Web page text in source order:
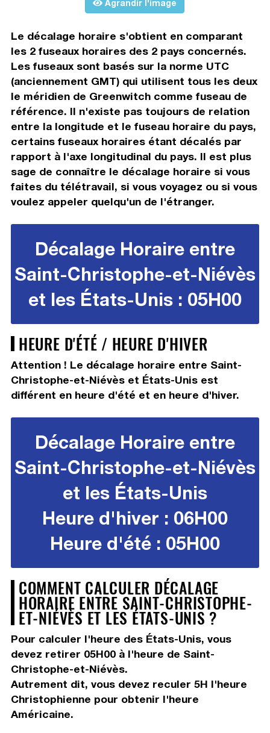
Agrandir l'image
Le décalage horaire s'obtient en comparant
les 2 fuseaux horaires des 2 pays concernés.
Les fuseaux sont basés sur la norme UTC
(anciennement GMT) qui utilisent tous les deux
le méridien de Greenwitch comme fuseau de
référence. Il n'existe pas toujours de relation
entre la longitude et le fuseau horaire du pays,
certains fuseaux horaires étant décalés par
rapport à l'axe longitudinal du pays. Il est plus
sage de connaître le décalage horaire si vous
faites du télétravail, si vous voyagez ou si vous
voulez appeler quelqu'un de l'étranger.
Décalage Horaire entre
Saint-Christophe-et-Niévès
et les États-Unis : 05H00
HEURE D'ÉTÉ / HEURE D'HIVER
Attention ! Le décalage horaire entre Saint-
Christophe-et-Niévès et États-Unis est
différent en heure d'été et en heure d'hiver.
Décalage Horaire entre
Saint-Christophe-et-Niévès
et les États-Unis
Heure d'hiver : 06H00
Heure d'été : 05H00
COMMENT CALCULER DÉCALAGE
HORAIRE ENTRE SAINT-CHRISTOPHE-
ET-NIÉVÈS ET LES ÉTATS-UNIS ?
Pour calculer l'heure des États-Unis, vous
devez retirer 05H00à l'heure de Saint-
Christophe-et-Niévès.
Autrement dit, vous devez reculer 5H l'heure
Christophienne pour obtenir l'heure
Américaine.